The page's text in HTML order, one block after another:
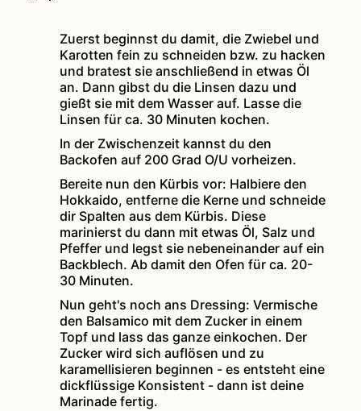
Zuerst beginnst du damit, die Zwiebel und
Karotten fein zu schneiden bzw. zu hacken
und bratest sie anschließend in etwas Öl
an. Dann gibst du die Linsen dazu und
gießt sie mit dem Wasser auf. Lasse die
Linsen für ca. 30 Minuten kochen.
In der Zwischenzeit kannst du den
Backofen auf 200 Grad O/U vorheizen.
Bereite nun den Kürbis vor: Halbiere den
Hokkaido, entferne die Kerne und schneide
dir Spalten aus dem Kürbis. Diese
marinierst du dann mit etwas Öl, Salz und
Pfeffer und legst sie nebeneinander auf ein
Backblech. Ab damit den Ofen für ca. 20-
30 Minuten.
Nun geht's noch ans Dressing: Vermische
den Balsamico mit dem Zucker in einem
Topf und lass das ganze einkochen. Der
Zucker wird sich auflösen und zu
karamellisieren beginnen - es entsteht eine
dickflüssige Konsistent - dann ist deine
Marinade fertig.